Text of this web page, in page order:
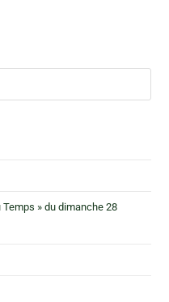
Temps » du dimanche 28